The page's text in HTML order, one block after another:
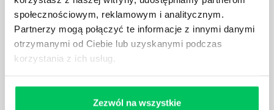
społecznościowym, reklamowym i analitycznym.
Partnerzy mogą połączyć te informacje z innymi danymi
otrzymanymi od Ciebie lub uzyskanymi podczas
korzystania z ich usług.
Zezwól na wszystkie
Menedżer to niezwykle ważne stanowisko w każdej
firmie. Osoba je pełniąca jest w pełni odpowiedzialna
za realizację działań podległych mu osób oraz
działu.